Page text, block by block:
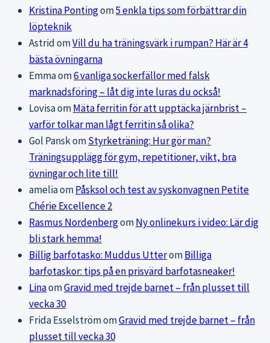
Kristina Pontingom5 enkla tips som förbättrar din
löpteknik
AstridomVill du ha träningsvärk i rumpan? Här är 4
bästa övningarna
Emmaom6 vanliga sockerfällor med falsk
marknadsföring – låt dig inte luras du också!
LovisaomMäta ferritin för att upptäcka järnbrist –
varför tolkar man lågt ferritin så olika?
Gol PanskomStyrketräning: Hur gör man?
Träningsupplägg för gym, repetitioner, vikt, bra
övningar och lite till!
ameliaomPåsksol och test av syskonvagnen Petite
Chérie Excellence 2
Rasmus NordenbergomNy onlinekurs i video: Lär dig
bli stark hemma!
Billig barfotasko: Muddus UtteromBilliga
barfotaskor: tips på en prisvärd barfotasneaker!
LinaomGravid med trejde barnet – från plusset till
vecka 30
Frida EsselströmomGravid med trejde barnet – från
plusset till vecka 30